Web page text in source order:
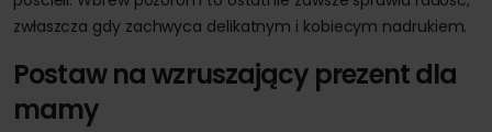
zwłaszcza gdy zachwyca delikatnym i kobiecym nadrukiem.
Postaw na wzruszający prezent dla
mamy